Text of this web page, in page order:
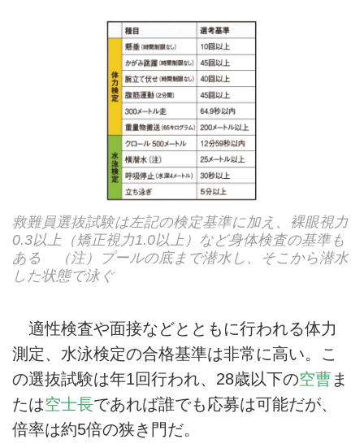
救難員選抜試験は左記の検定基準に加え、裸眼視力
0.3以上（矯正視力1.0以上）など身体検査の基準も
ある （注）プールの底まで潜水し、そこから潜水
した状態で泳ぐ
適性検査や面接などとともに行われる体力
測定、水泳検定の合格基準は非常に高い。こ
の選抜試験は年1回行われ、28歳以下の空曹ま
たは空士長であれば誰でも応募は可能だが、
倍率は約5倍の狭き門だ。